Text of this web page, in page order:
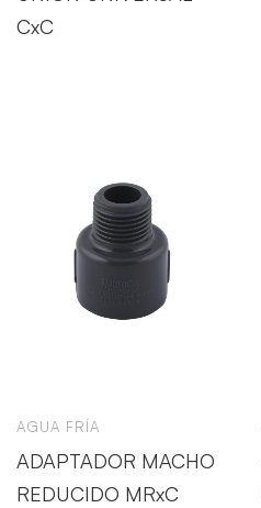
CxC
AGUA FRÍA
ADAPTADOR MACHO
REDUCIDO MRxC